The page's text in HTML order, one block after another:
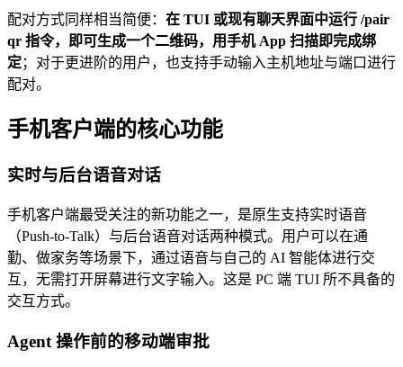
配对方式同样相当简便： 在 TUI 或现有聊天界面中运行 /pair
qr 指令，即可生成一个二维码，用手机 App 扫描即完成绑
定；对于更进阶的用户，也支持手动输入主机地址与端口进行
配对。
手机客户端的核心功能
实时与后台语音对话
手机客户端最受关注的新功能之一，是原生支持实时语音
（Push-to-Talk）​与后台语音对话两种模式。用户可以在通
勤、做家务等场景下，通过语音与自己的 AI 智能体进行交
互，无需打开屏幕进行文字输入。这是 PC 端 TUI 所不具备的
交互方式。
Agent 操作前的移动端审批